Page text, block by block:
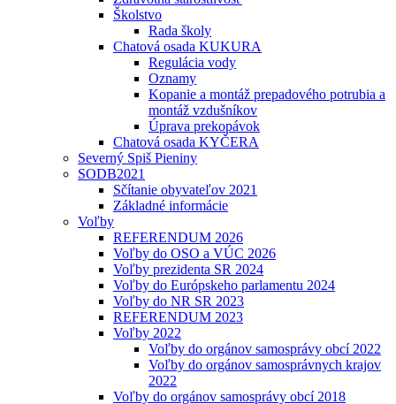
Školstvo
Rada školy
Chatová osada KUKURA
Regulácia vody
Oznamy
Kopanie a montáž prepadového potrubia a
montáž vzdušníkov
Úprava prekopávok
Chatová osada KYČERA
Severný Spiš Pieniny
SODB2021
Sčítanie obyvateľov 2021
Základné informácie
Voľby
REFERENDUM 2026
Voľby do OSO a VÚC 2026
Voľby prezidenta SR 2024
Voľby do Európskeho parlamentu 2024
Voľby do NR SR 2023
REFERENDUM 2023
Voľby 2022
Voľby do orgánov samosprávy obcí 2022
Voľby do orgánov samosprávnych krajov
2022
Voľby do orgánov samosprávy obcí 2018